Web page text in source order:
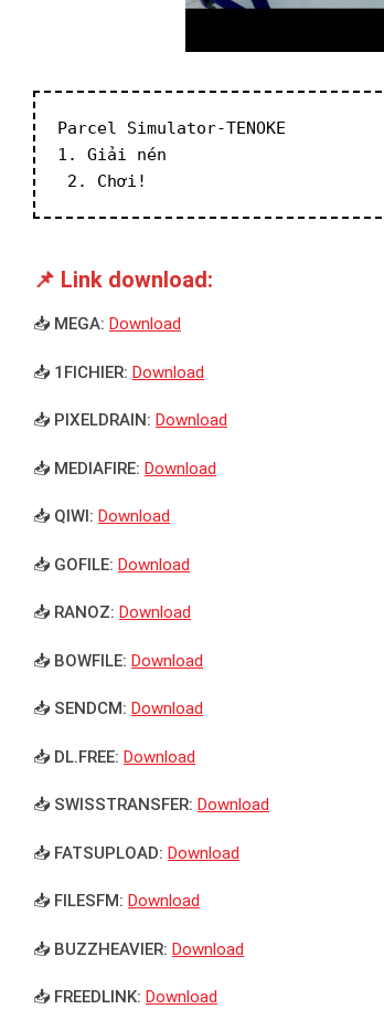
Parcel Simulator-TENOKE
1. Giải nén
2. Chơi!
📌 Link download:
📥 MEGA: Download
📥 1FICHIER: Download
📥 PIXELDRAIN: Download
📥 MEDIAFIRE: Download
📥 QIWI: Download
📥 GOFILE: Download
📥 RANOZ: Download
📥 BOWFILE: Download
📥 SENDCM: Download
📥 DL.FREE: Download
📥 SWISSTRANSFER: Download
📥 FATSUPLOAD: Download
📥 FILESFM: Download
📥 BUZZHEAVIER: Download
📥 FREEDLINK: Download